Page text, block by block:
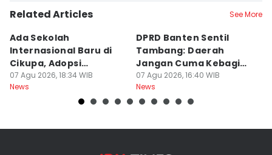
Related Articles See More
Ada Sekolah
Internasional Baru di
Cikupa, Adopsi
Kurikulum Singapura
07 Agu 2026, 18:34 WIB
News
DPRD Banten Sentil
Tambang: Daerah
Jangan Cuma Kebagian
Rusaknya
07 Agu 2026, 16:40 WIB
News